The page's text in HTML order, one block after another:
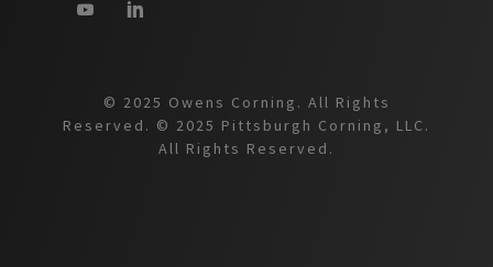
© 2025 Owens Corning. All Rights
Reserved. © 2025 Pittsburgh Corning, LLC.
All Rights Reserved.